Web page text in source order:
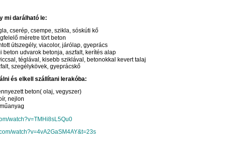
mi darálható le:
cserép, csempe, szikla, sóskúti kő
méretre tört beton
útszegély, viacolor, járólap, gyeprács
beton udvarok betonja, aszfalt, kerítés alap
téglával, kisebb sziklával, betonokkal kevert talaj
szegélykövek, gyeprácskő
és elkell szállítani lerakóba:
beton( olaj, vegyszer)
nejlon
watch?v=TMHi8sL5Qu0
watch?v=4vA2GaSM4AY&t=23s